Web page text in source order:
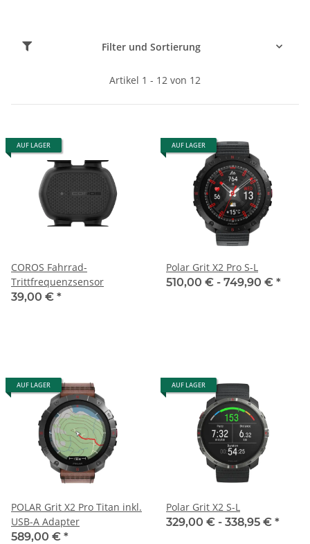
Filter und Sortierung
Artikel 1 - 12 von 12
AUF LAGER
COROS Fahrrad-
Trittfrequenzsensor
39,00 € *
AUF LAGER
Polar Grit X2 Pro S-L
510,00 € - 749,90 € *
AUF LAGER
POLAR Grit X2 Pro Titan inkl.
USB-A Adapter
589,00 € *
AUF LAGER
Polar Grit X2 S-L
329,00 € - 338,95 € *